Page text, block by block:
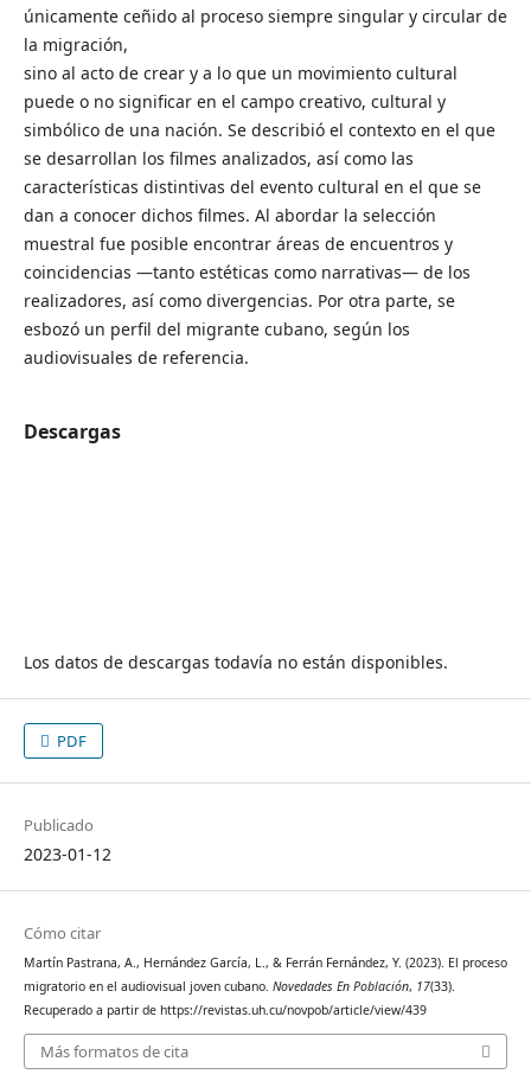
únicamente ceñido al proceso siempre singular y circular de
la migración,
sino al acto de crear y a lo que un movimiento cultural
puede o no significar en el campo creativo, cultural y
simbólico de una nación. Se describió el contexto en el que
se desarrollan los filmes analizados, así como las
características distintivas del evento cultural en el que se
dan a conocer dichos filmes. Al abordar la selección
muestral fue posible encontrar áreas de encuentros y
coincidencias ―tanto estéticas como narrativas― de los
realizadores, así como divergencias. Por otra parte, se
esbozó un perfil del migrante cubano, según los
audiovisuales de referencia.
Descargas
Los datos de descargas todavía no están disponibles.
PDF
Publicado
2023-01-12
Cómo citar
Martín Pastrana, A., Hernández García, L., & Ferrán Fernández, Y. (2023). El proceso
migratorio en el audiovisual joven cubano. Novedades En Población, 17(33).
Recuperado a partir de https://revistas.uh.cu/novpob/article/view/439
Más formatos de cita